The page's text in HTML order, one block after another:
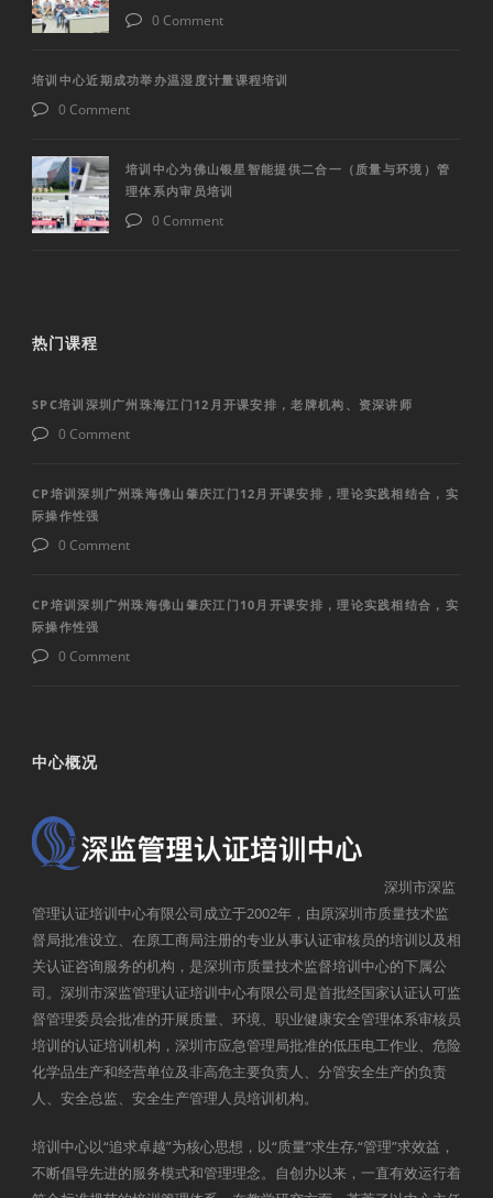
0 Comment
培训中心近期成功举办温湿度计量课程培训
0 Comment
培训中心为佛山银星智能提供二合一（质量与环境）管
理体系内审员培训
0 Comment
热门课程
SPC培训深圳广州珠海江门12月开课安排，老牌机构、资深讲师
0 Comment
CP培训深圳广州珠海佛山肇庆江门12月开课安排，理论实践相结合，实
际操作性强
0 Comment
CP培训深圳广州珠海佛山肇庆江门10月开课安排，理论实践相结合，实
际操作性强
0 Comment
中心概况
深圳市深监
管理认证培训中心有限公司成立于2002年，由原深圳市质量技术监
督局批准设立、在原工商局注册的专业从事认证审核员的培训以及相
关认证咨询服务的机构，是深圳市质量技术监督培训中心的下属公
司。深圳市深监管理认证培训中心有限公司是首批经国家认证认可监
督管理委员会批准的开展质量、环境、职业健康安全管理体系审核员
培训的认证培训机构，深圳市应急管理局批准的低压电工作业、危险
化学品生产和经营单位及非高危主要负责人、分管安全生产的负责
人、安全总监、安全生产管理人员培训机构。
培训中心以“追求卓越”为核心思想，以“质量”求生存,“管理”求效益，
不断倡导先进的服务模式和管理理念。自创办以来，一直有效运行着